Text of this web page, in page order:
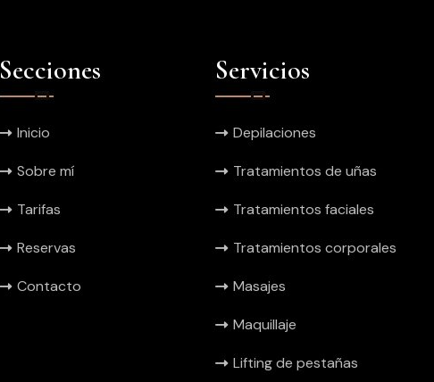
Secciones
Inicio
Sobre mí
Tarifas
Reservas
Contacto
Servicios
Depilaciones
Tratamientos de uñas
Tratamientos faciales
Tratamientos corporales
Masajes
Maquillaje
Lifting de pestañas